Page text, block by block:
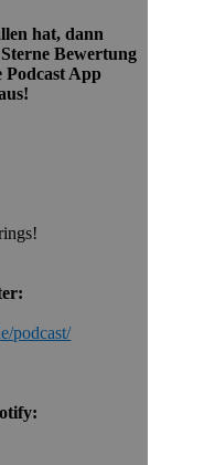
hat, dann
Bewertung
Podcast App
podcast/